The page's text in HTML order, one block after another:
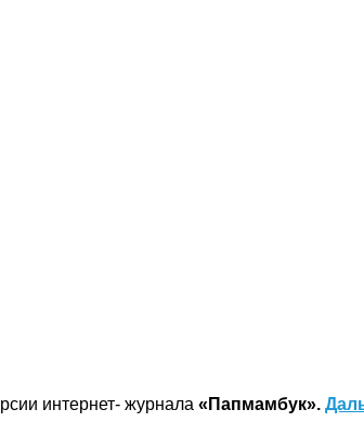
интернет- журнала «Папмамбук».